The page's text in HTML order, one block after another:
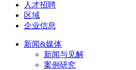
人才招聘
区域
企业信息
新闻&媒体
新闻与见解
案例研究